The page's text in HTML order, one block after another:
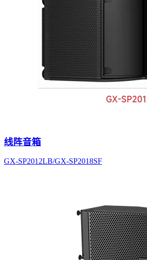
线阵音箱
GX-SP2012LB/GX-SP2018SF